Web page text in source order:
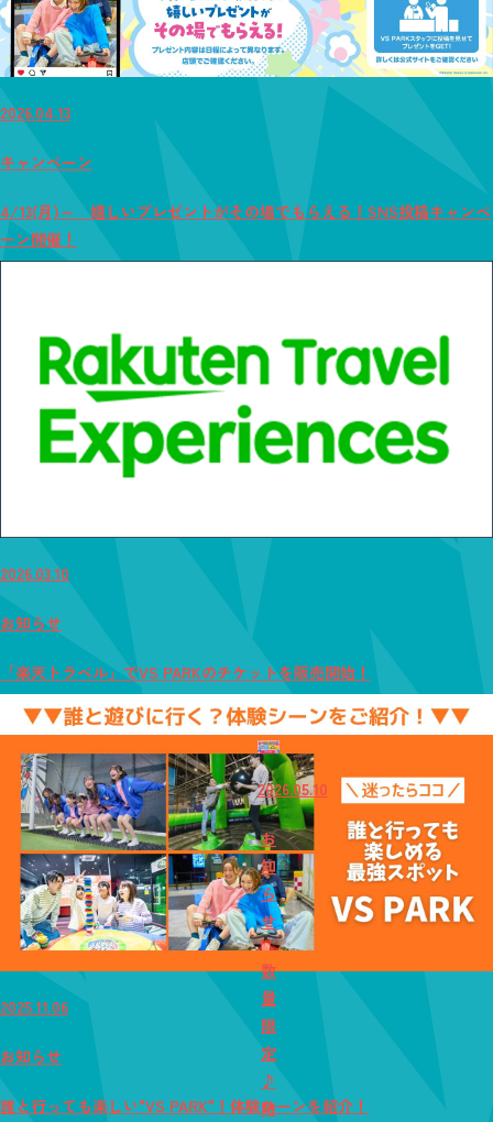
2026.05.10
お
知
ら
せ
数
量
限
定
♪
時
2026.04.13
キャンペーン
4/13(月)～ 嬉しいプレゼントがその場でもらえる！SNS投稿キャンペ
ーン開催！
2026.03.10
お知らせ
「楽天トラベル」でVS PARKのチケットを販売開始！
2025.11.06
お知らせ
誰と行っても楽しい"VS PARK"！体験シーンを紹介！